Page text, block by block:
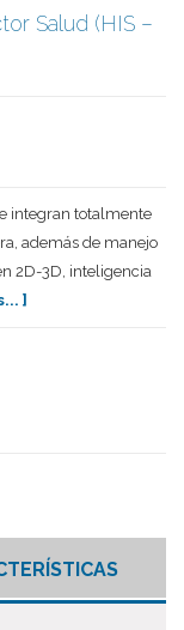
Salud (HIS –
integran totalmente
además de manejo
2D-3D, inteligencia
]